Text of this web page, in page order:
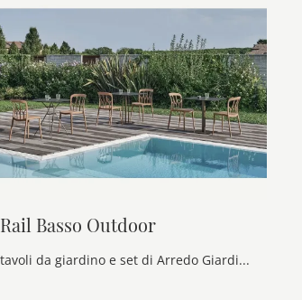
Rail Basso Outdoor
tavoli da giardino e set di Arredo Giardino dei migliori produttori: ottieni informazioni sul modello Rail Basso Outdoor di Bontempi, clicca subito!